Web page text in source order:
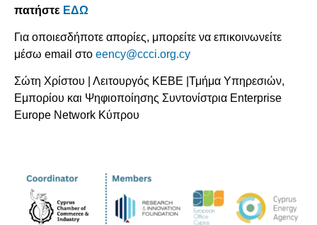
πατήστε ΕΔΩ
Για οποιεσδήποτε απορίες, μπορείτε να επικοινωνείτε
μέσω email στο eency@ccci.org.cy
Σώτη Χρίστου | Λειτουργός ΚΕΒΕ |Τμήμα Υπηρεσιών,
Εμπορίου και Ψηφιοποίησης Συντονίστρια Enterprise
Europe Network Κύπρου